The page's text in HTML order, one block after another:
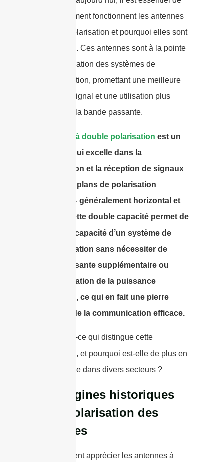
savoir comment fonctionnent les antennes
à double polarisation et pourquoi elles sont
importantes. Ces antennes sont à la pointe
de l’amélioration des systèmes de
communication, promettant une meilleure
qualité de signal et une utilisation plus
efficace de la bande passante.
antenne à double polarisation est un
dispositif qui excelle dans la
transmission et la réception de signaux
dans deux plans de polarisation
distincts — généralement horizontal et
vertical. Cette double capacité permet de
doubler la capacité d’un système de
communication sans nécessiter de
bande passante supplémentaire ou
d’augmentation de la puissance
d’émission, ce qui en fait une pierre
angulaire de la communication efficace.
Mais qu’est-ce qui distingue cette
technologie, et pourquoi est-elle de plus en
plus adoptée dans divers secteurs ?
Les origines historiques
de la polarisation des
antennes
Pour vraiment apprécier les antennes à